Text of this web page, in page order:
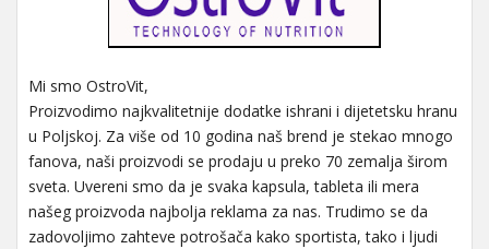
Mi smo OstroVit,
Proizvodimo najkvalitetnije dodatke ishrani i dijetetsku hranu
u Poljskoj. Za više od 10 godina naš brend je stekao mnogo
fanova, naši proizvodi se prodaju u preko 70 zemalja širom
sveta. Uvereni smo da je svaka kapsula, tableta ili mera
našeg proizvoda najbolja reklama za nas. Trudimo se da
zadovoljimo zahteve potrošača kako sportista, tako i ljudi